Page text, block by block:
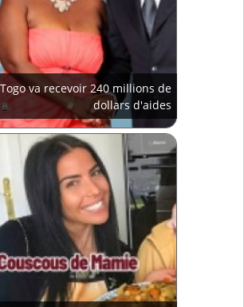
va recevoir 240 millions de
dollars d'aides